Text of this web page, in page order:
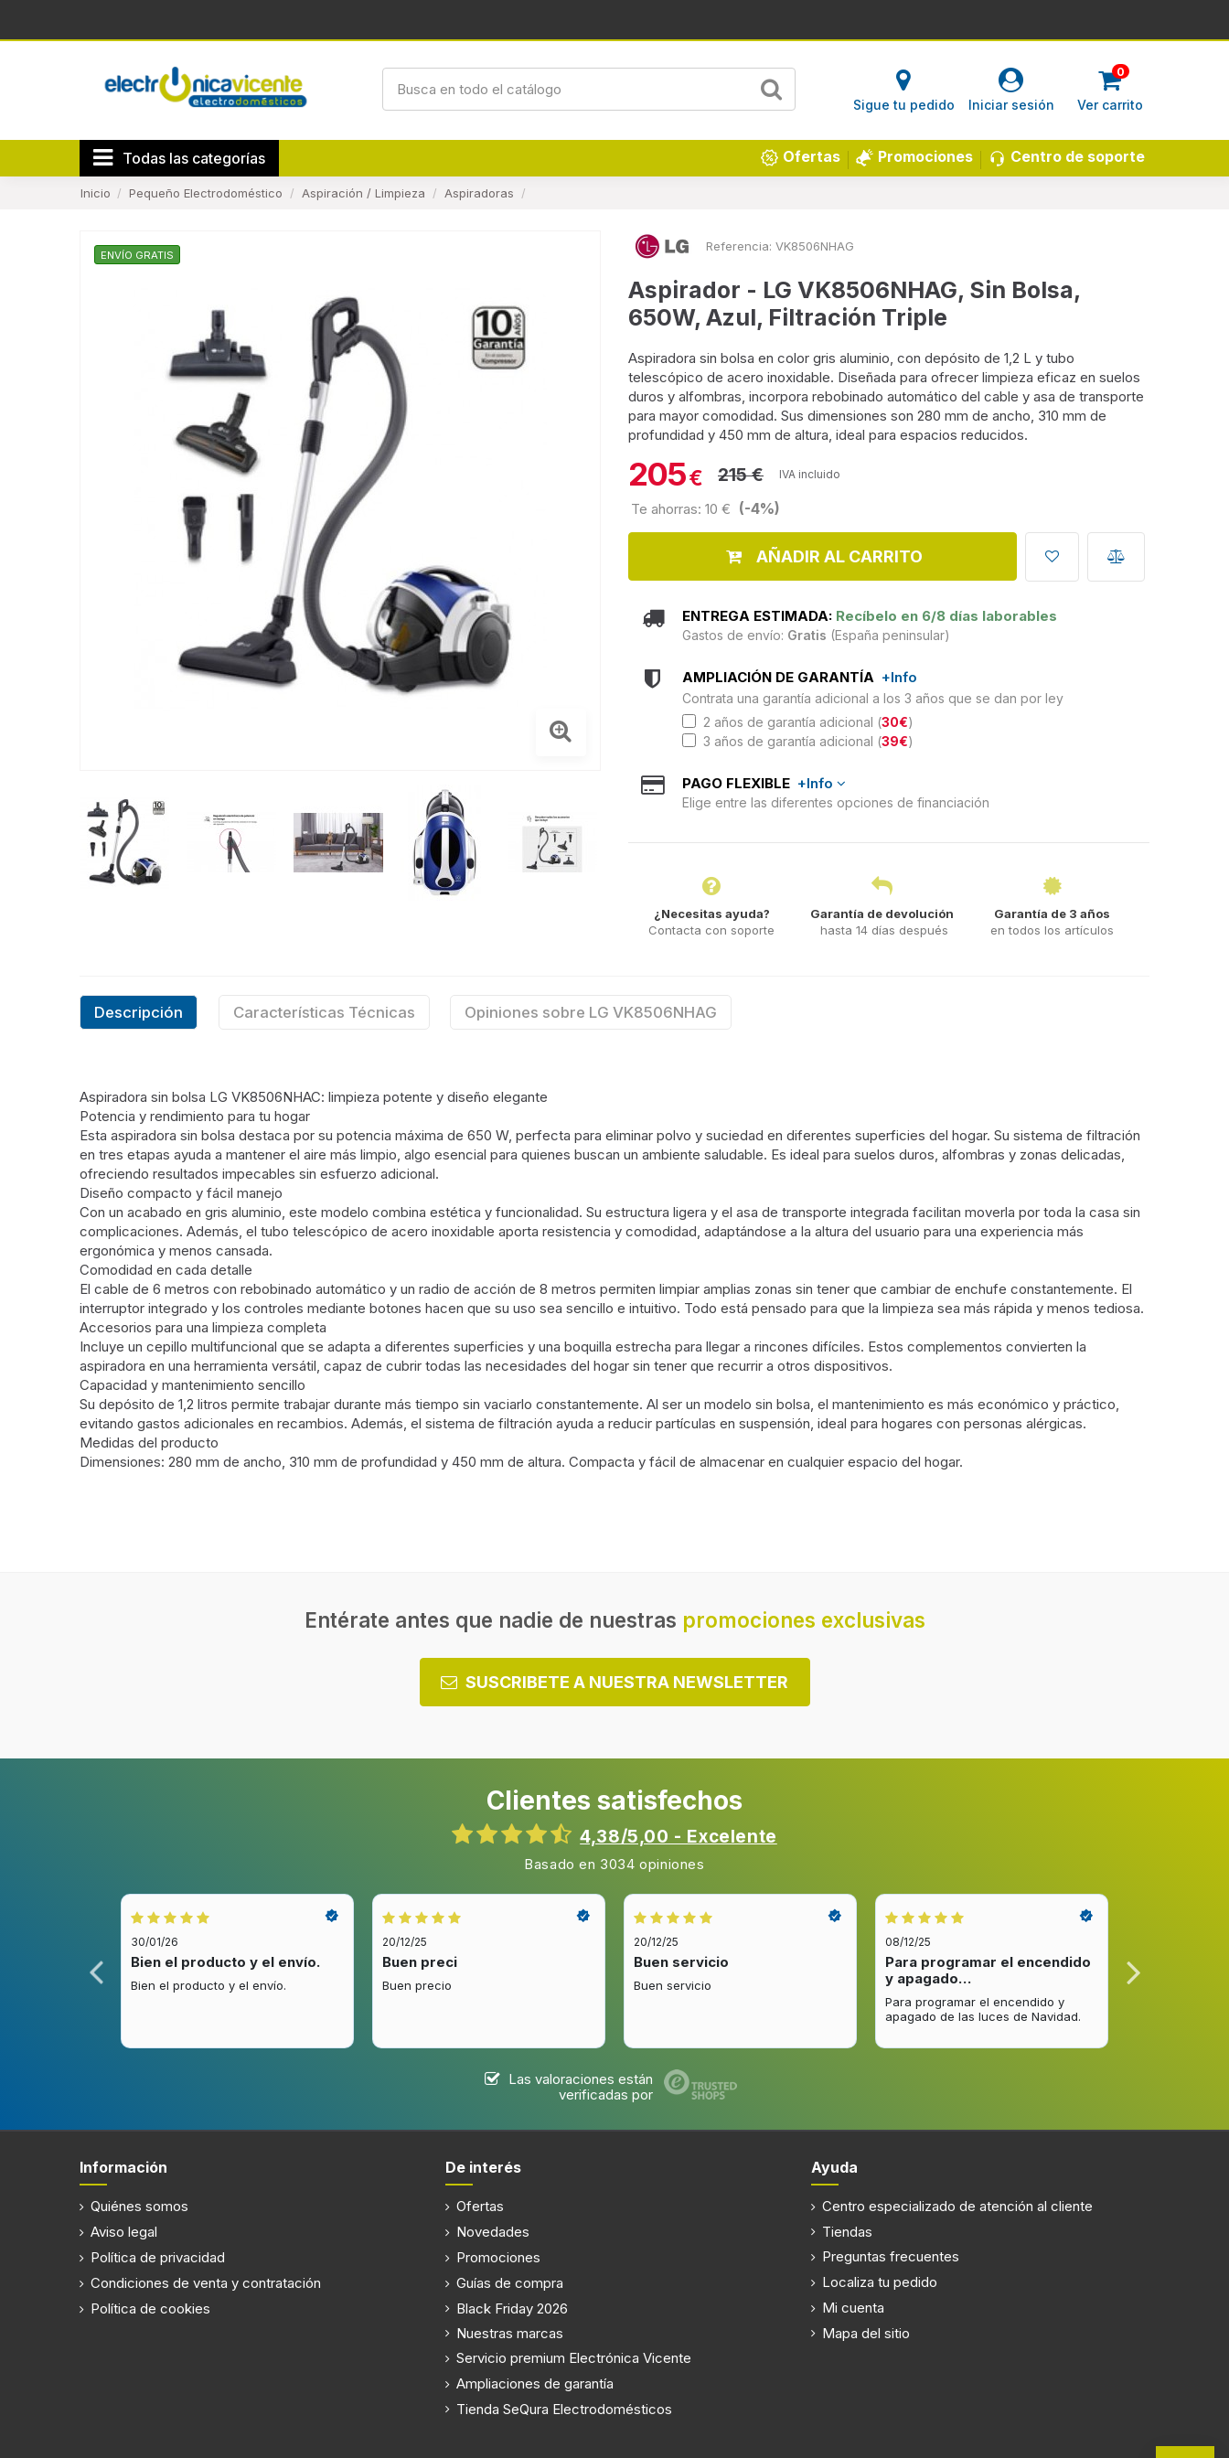
Sigue tu pedido Iniciar sesión
0
Ver carrito
Todas las categorías Centro de soporte
Promociones
Ofertas
Inicio Pequeño Electrodoméstico Aspiración / Limpieza Aspiradoras
ENVÍO GRATIS
Referencia: VK8506NHAG
Aspirador - LG VK8506NHAG, Sin Bolsa,
650W, Azul, Filtración Triple
Aspiradora sin bolsa en color gris aluminio, con depósito de 1,2 L y tubo
telescópico de acero inoxidable. Diseñada para ofrecer limpieza eficaz en suelos
duros y alfombras, incorpora rebobinado automático del cable y asa de transporte
para mayor comodidad. Sus dimensiones son 280 mm de ancho, 310 mm de
profundidad y 450 mm de altura, ideal para espacios reducidos.
205€ 215 € IVA incluido
Te ahorras: 10 € (-4%)
AÑADIR AL CARRITO
ENTREGA ESTIMADA: Recíbelo en 6/8 días laborables
Gastos de envío: Gratis (España peninsular)
AMPLIACIÓN DE GARANTÍA +Info
Contrata una garantía adicional a los 3 años que se dan por ley
2 años de garantía adicional (30€)
3 años de garantía adicional (39€)
PAGO FLEXIBLE +Info
Elige entre las diferentes opciones de financiación
¿Necesitas ayuda?
Contacta con soporte
Garantía de devolución
hasta 14 días después
Garantía de 3 años
en todos los artículos
Descripción Características Técnicas Opiniones sobre LG VK8506NHAG
Aspirador sin bolsa 650W con sistema de compresión de polvo LG Kompressor, azul
Regulación electrónica de potencia en mango Controla la potencia de forma cómoda en el mango del aspirador
Se adapta a tu altura Tubo telescópico Limpia tu hogar cómodamente gracias a su tubo telescópico que se ajusta en altura con hasta 4 posiciones diferentes.
Fácil de limpiar Todos los filtros y Sistema ciclónico son lavables.
Gran capacidad en el depósito
LG Kompressor comprime el polvo y el pelo en el depósito. Hasta 3 veces más de capacidad
Sistema de compresión de polvo LG Kompressor
Su aspa interior del depósito va comprimiendo el polvo mientras aspiramos, incrementando la capacidad del depósito
Aspiradora sin bolsa LG VK8506NHAC: limpieza potente y diseño elegante
Potencia y rendimiento para tu hogar
Esta aspiradora sin bolsa destaca por su potencia máxima de 650 W, perfecta para eliminar polvo y suciedad en diferentes superficies del hogar. Su sistema de filtración
en tres etapas ayuda a mantener el aire más limpio, algo esencial para quienes buscan un ambiente saludable. Es ideal para suelos duros, alfombras y zonas delicadas,
ofreciendo resultados impecables sin esfuerzo adicional.
Con un acabado en gris aluminio, este modelo combina estética y funcionalidad. Su estructura ligera y el asa de transporte integrada facilitan moverla por toda la casa sin
complicaciones. Además, el tubo telescópico de acero inoxidable aporta resistencia y comodidad, adaptándose a la altura del usuario para una experiencia más